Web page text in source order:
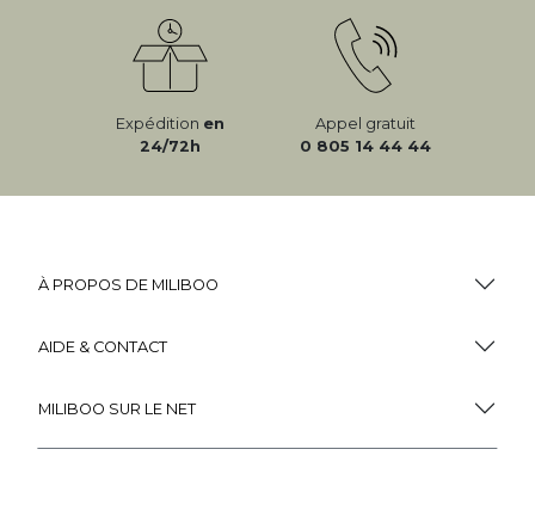
Expédition en
24/72h
Appel gratuit
0 805 14 44 44
À PROPOS DE MILIBOO
AIDE & CONTACT
MILIBOO SUR LE NET